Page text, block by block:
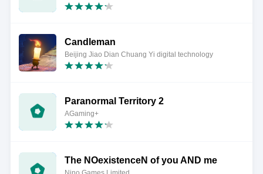
Candleman
Beijing Jiao Dian Chuang Yi digital technology
Paranormal Territory 2
AGaming+
The NOexistenceN of you AND me